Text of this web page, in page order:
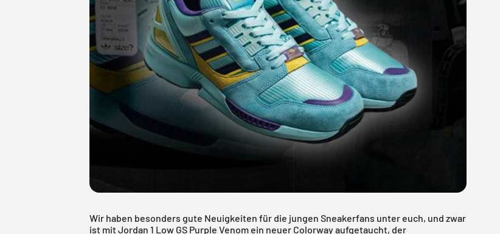
Wir haben besonders gute Neuigkeiten für die jungen Sneakerfans unter euch, und zwar
ist mit Jordan 1 Low GS Purple Venom ein neuer Colorway aufgetaucht, der